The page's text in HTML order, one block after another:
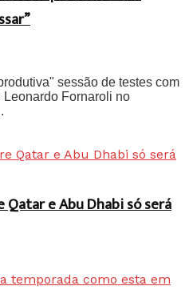
sessão de testes com
Leonardo Fornaroli no
e Abu Dhabi só será